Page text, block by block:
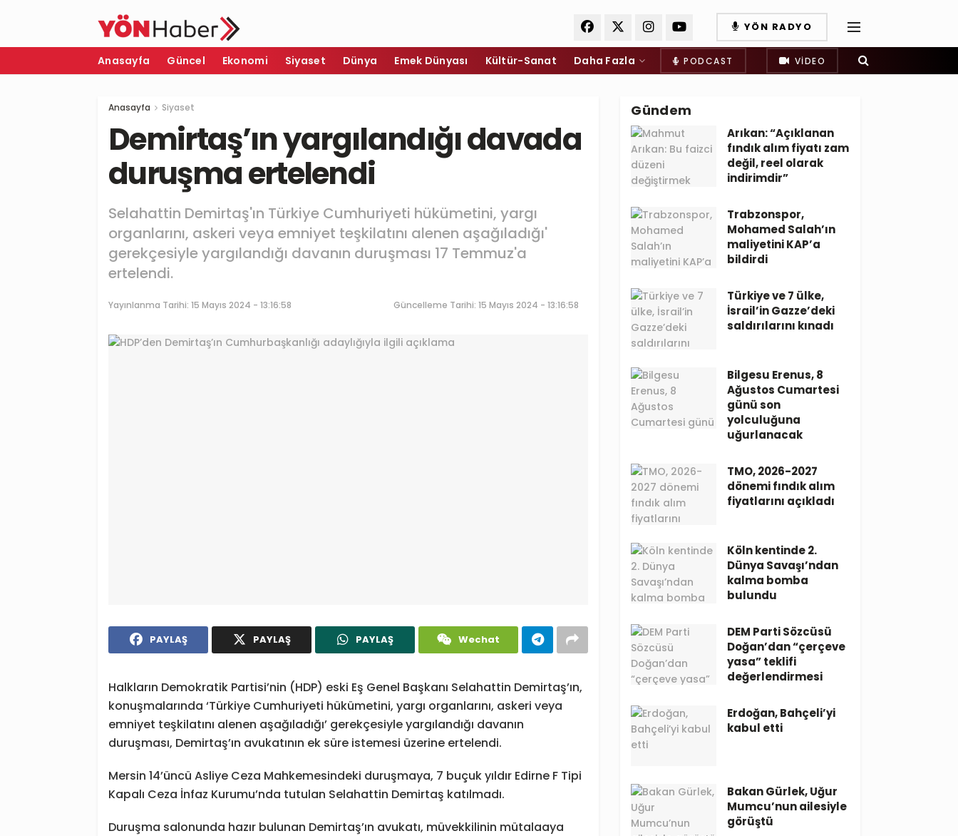
YÖN RADYO
Anasayfa Güncel Ekonomi Siyaset Dünya Emek Dünyası Kültür-Sanat Daha Fazla PODCAST VIDEO
Anasayfa Siyaset
Demirtaş’ın yargılandığı davada
duruşma ertelendi
Selahattin Demirtaş'ın Türkiye Cumhuriyeti hükümetini, yargı
organlarını, askeri veya emniyet teşkilatını alenen aşağıladığı'
gerekçesiyle yargılandığı davanın duruşması 17 Temmuz'a
ertelendi.
Yayınlanma Tarihi: 15 Mayıs 2024 - 13:16:58 Güncelleme Tarihi: 15 Mayıs 2024 - 13:16:58
PAYLAŞ PAYLAŞ PAYLAŞ Wechat
Halkların Demokratik Partisi’nin (HDP) eski Eş Genel Başkanı Selahattin Demirtaş’ın,
konuşmalarında ‘Türkiye Cumhuriyeti hükümetini, yargı organlarını, askeri veya
emniyet teşkilatını alenen aşağıladığı’ gerekçesiyle yargılandığı davanın
duruşması, Demirtaş’ın avukatının ek süre istemesi üzerine ertelendi.
Mersin 14’üncü Asliye Ceza Mahkemesindeki duruşmaya, 7 buçuk yıldır Edirne F Tipi
Kapalı Ceza İnfaz Kurumu’nda tutulan Selahattin Demirtaş katılmadı.
Duruşma salonunda hazır bulunan Demirtaş’ın avukatı, müvekkilinin mütalaaya
Gündem
Arıkan: “Açıklanan
fındık alım fiyatı zam
değil, reel olarak
indirimdir”
Trabzonspor,
Mohamed Salah’ın
maliyetini KAP’a
bildirdi
Türkiye ve 7 ülke,
İsrail’in Gazze’deki
saldırılarını kınadı
Bilgesu Erenus, 8
Ağustos Cumartesi
günü son
yolculuğuna
uğurlanacak
TMO, 2026-2027
dönemi fındık alım
fiyatlarını açıkladı
Köln kentinde 2.
Dünya Savaşı’ndan
kalma bomba
bulundu
DEM Parti Sözcüsü
Doğan’dan “çerçeve
yasa” teklifi
değerlendirmesi
Erdoğan, Bahçeli’yi
kabul etti
Bakan Gürlek, Uğur
Mumcu’nun ailesiyle
görüştü